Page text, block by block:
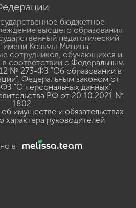
бюджетное
высшего образования
педагогический
имени Козьмы Минина"
сотрудников, обучающихся и
соответствии с Федеральным
№ 273-ФЗ "Об образовании в
, Федеральным законом от
"О персональных данных",
РФ от 20.10.2021 №
1802
имуществе и обязательствах
характера руководителей
в